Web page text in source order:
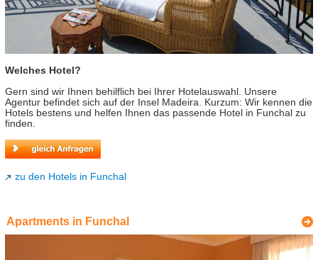
Welches Hotel?
Gern sind wir Ihnen behilflich bei Ihrer Hotelauswahl. Unsere
Agentur befindet sich auf der Insel Madeira. Kurzum: Wir kennen die
Hotels bestens und helfen Ihnen das passende Hotel in Funchal zu
finden.
zu den Hotels in Funchal
Apartments in Funchal